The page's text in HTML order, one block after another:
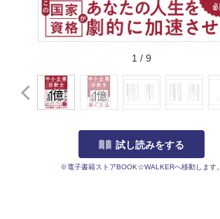
1 / 9
試し読みをする
※電子書籍ストアBOOK☆WALKERへ移動します。